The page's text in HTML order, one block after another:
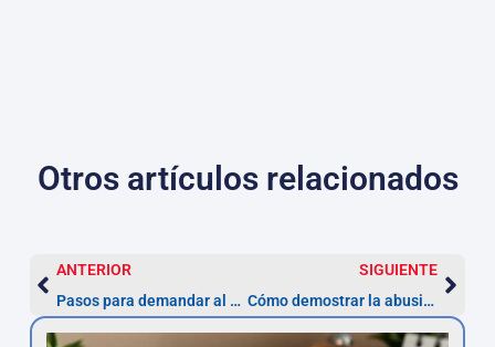
Otros artículos relacionados
ANTERIOR
Pasos para demandar al Ayuntamiento por multas ZBE: guía práctica
SIGUIENTE
Cómo demostrar la abusividad en la TAE de tu préstamo personal